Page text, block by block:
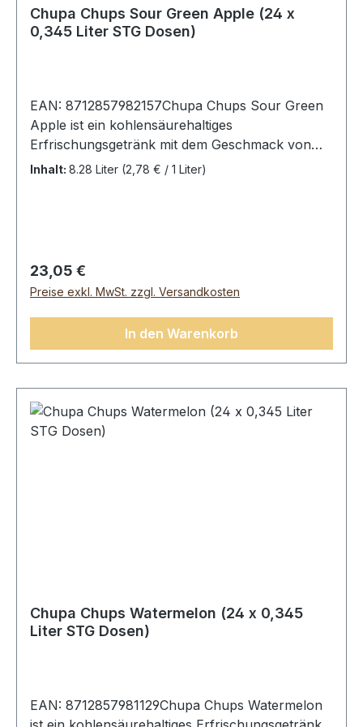
Chupa Chups Sour Green Apple (24 x
0,345 Liter STG Dosen)
EAN: 8712857982157Chupa Chups Sour Green
Apple ist ein kohlensäurehaltiges
Erfrischungsgetränk mit dem Geschmack von
den grünen Apfel Lutscher. Es ist wunderbar
kohlensäurehaltiges Wasser, Maissirup mit
hohem Fruchtzuckergehalt, Zucker, 1 %
Apfelsaft aus Apfelkonzentrat, Säureregulatoren
(Milchsäure, Zitronensäure, Natriumcitrat),
Fettsäuren0 gKolenhydrate11 gdavon Zucker11
gEiweiß0 gSalz<0,01 g
Inhalt: 8.28 Liter (2,78 € / 1 Liter)
Regulärer Preis:
23,05 €
Preise exkl. MwSt. zzgl. Versandkosten
In den Warenkorb
Chupa Chups Watermelon (24 x 0,345
Liter STG Dosen)
EAN: 8712857981129Chupa Chups Watermelon